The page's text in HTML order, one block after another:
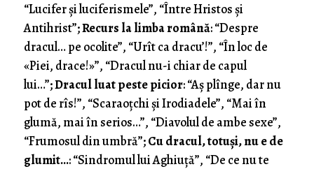
“Lucifer şi luciferismele”, “Între Hristos şi
Antihrist”;Recurs la limba română: “Despre
dracul… pe ocolite”, “Urît ca dracu’!”, “În loc de
«Piei, drace!»”, “Dracul nu-i chiar de capul
lui…”;Dracul luat peste picior: “Aş plînge, dar nu
pot de rîs!”, “Scaraoţchi şi Irodiadele”, “Mai în
glumă, mai în serios…”, “Diavolul de ambe sexe”,
“Frumosul din umbră”;Cu dracul, totuşi, nu e de
glumit…: “Sindromul lui Aghiuţă”, “De ce nu te